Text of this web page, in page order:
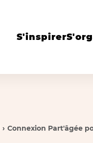
S'inspirer
Connexion Part'âgée